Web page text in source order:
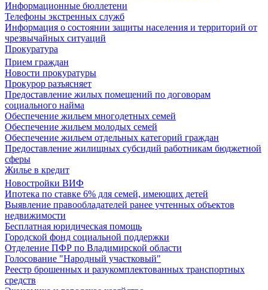
Информационные бюллетени
Телефоны экстренных служб
Информация о состоянии защиты населения и территорий от
чрезвычайных ситуаций
Прокуратура
Прием граждан
Новости прокуратуры
Прокурор разъясняет
Предоставление жилых помещений по договорам
социального найма
Обеспечение жильем многодетных семей
Обеспечение жильем молодых семей
Обеспечение жильем отдельных категорий граждан
Предоставление жилищных субсидий работникам бюджетной
сферы
Жилье в кредит
Новостройки ВИФ
Ипотека по ставке 6% для семей, имеющих детей
Выявление правообладателей ранее учтенных объектов
недвижимости
Бесплатная юридическая помощь
Городской фонд социальной поддержки
Отделение ПФР по Владимирской области
Голосование "Народный участковый"
Реестр брошенных и разукомплектованных транспортных
средств